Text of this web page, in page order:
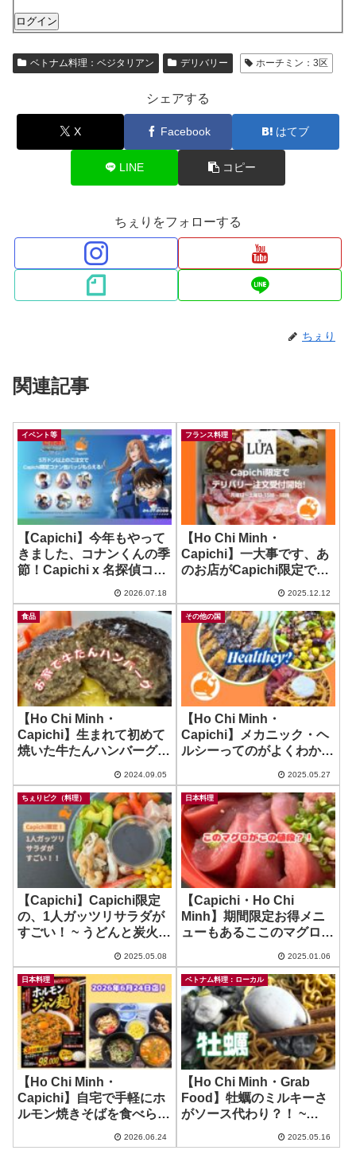
ログイン
ベトナム料理：ベジタリアン デリバリー ホーチミン：3区
シェアする
X Facebook はてブ
LINE コピー
ちぇりをフォローする
ちぇり
関連記事
イベント等
【Capichi】今年もやって
きました、コナンくんの季
節！Capichi x 名探偵コナ
年もコンプリートするわ
よ！
2026.07.18
フランス料理
【Ho Chi Minh・
Capichi】一大事です、あ
のお店がCapichi限定でデ
も行けなかった方にチャー
ンス！ ~ Lua
2025.12.12
食品
【Ho Chi Minh・
Capichi】生まれて初めて
焼いた牛たんハンバーグは
村屋さんの牛たんハンバー
グの種！
2024.09.05
その他の国
【Ho Chi Minh・
Capichi】メカニック・ヘ
ルシーってのがよくわから
Mechanic Healthy Food
2025.05.27
ちぇりピク（料理）
【Capichi】Capichi限定
の、1人ガッツリサラダが
すごい！ ~ うどんと炭火
2025.05.08
日本料理
【Capichi・Ho Chi
Minh】期間限定お得メニ
ューもあるここのマグロは
屋 和桜
2025.01.06
日本料理
【Ho Chi Minh・
Capichi】自宅で手軽にホ
ルモン焼きそばを食べられ
村屋
2026.06.24
ベトナム料理：ローカル
【Ho Chi Minh・Grab
Food】牡蠣のミルキーさ
がソース代わり？！ ~
2025.05.16